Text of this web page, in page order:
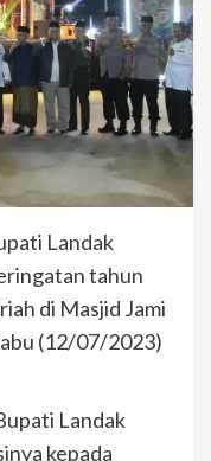
Landak
tahun
di Masjid Jami
(12/07/2023)
Landak
kepada